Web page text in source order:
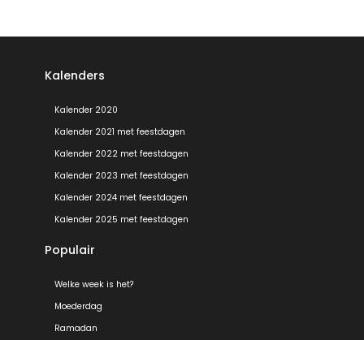
Kalenders
Kalender 2020
Kalender 2021 met feestdagen
Kalender 2022 met feestdagen
Kalender 2023 met feestdagen
Kalender 2024 met feestdagen
Kalender 2025 met feestdagen
Populair
Welke week is het?
Moederdag
Ramadan